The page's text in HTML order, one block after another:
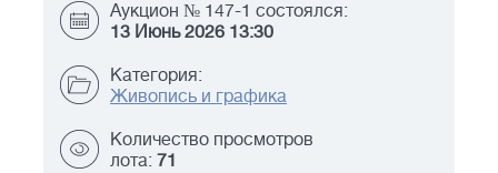
Аукцион № 147-1 состоялся:
13 Июнь 2026 13:30
Категория:
Живопись и графика
Количество просмотров
лота: 71